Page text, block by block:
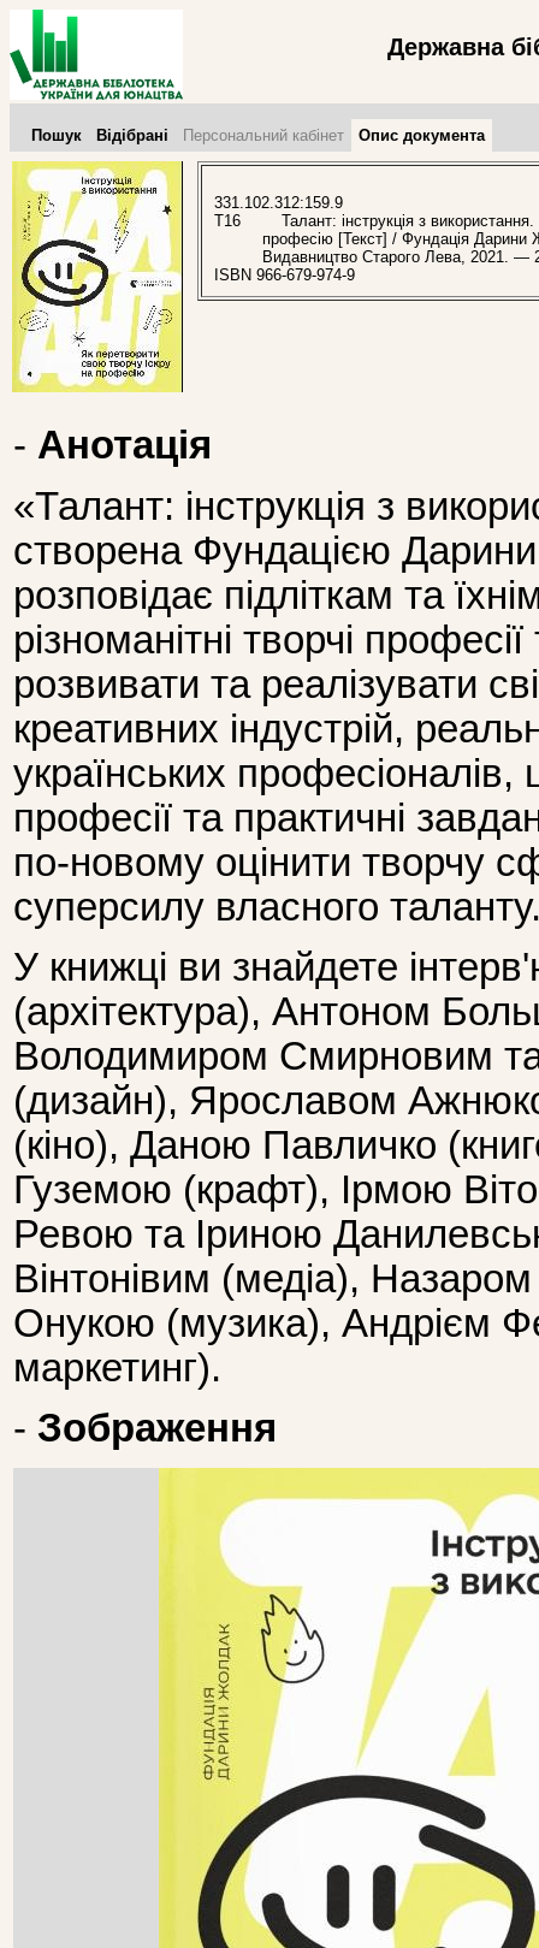
Державна
Пошук Відібрані Персональний кабінет Опис документа
331.102.312:159.9
Т16
Талант: інструкція з
професію [Текст] / Фундація
Видавництво Старого Лева, 2021. —
ISBN 966-679-974-9
- Анотація
«Талант: інструкція з
створена Фундацією
розповідає підліткам та
різноманітні творчі
розвивати та реалізувати
креативних індустрій,
українських професіоналів,
професії та практичні
по-новому оцінити творчу
суперсилу власного
У книжці ви знайдете
(архітектура), Антоном
Володимиром Смирновим
(дизайн), Ярославом
(кіно), Даною Павличко
Гуземою (крафт), Ірмою
Ревою та Іриною
Вінтонівим (медіа),
Онукою (музика), Андрієм
маркетинг).
- Зображення